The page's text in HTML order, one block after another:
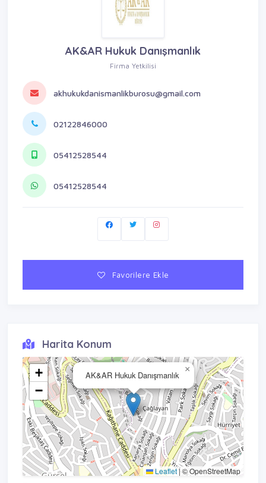
AK&AR Hukuk Danışmanlık
Firma Yetkilisi
akhukukdanismanlikburosu@gmail.com
02122846000
05412528544
05412528544
Favorilere Ekle
Harita Konum
AK&AR Hukuk Danışmanlık
×
+
−
Leaflet|© OpenStreetMap